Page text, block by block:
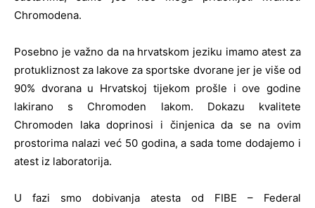
Chromodena.
Posebno je važno da na hrvatskom jeziku imamo atest za
protukliznost za lakove za sportske dvorane jer je više od
90% dvorana u Hrvatskoj tijekom prošle i ove godine
lakirano s Chromoden lakom. Dokazu kvalitete
Chromoden laka doprinosi i činjenica da se na ovim
prostorima nalazi već 50 godina, a sada tome dodajemo i
atest iz laboratorija.
U fazi smo dobivanja atesta od FIBE – Federal